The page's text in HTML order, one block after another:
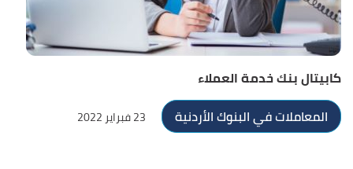
كابيتال بنك خدمة العملاء
المعاملات في البنوك الأردنية
23 فبراير 2022